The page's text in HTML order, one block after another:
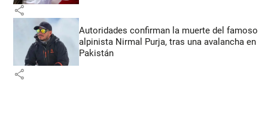
share
Autoridades confirman la muerte del famoso
alpinista Nirmal Purja, tras una avalancha en
Pakistán
share